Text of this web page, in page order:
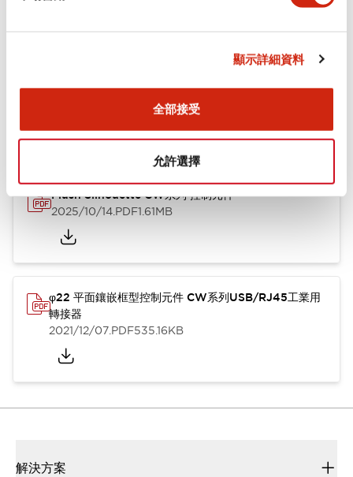
顯示詳細資料
全部接受
允許選擇
型錄和宣傳手冊 CAD檔 認證與標準
Flush Silhouette CW系列 控制元件
2025/10/14.PDF1.61MB
φ22 平面鑲嵌框型控制元件 CW系列USB/RJ45工業用
轉接器
2021/12/07.PDF535.16KB
解決方案